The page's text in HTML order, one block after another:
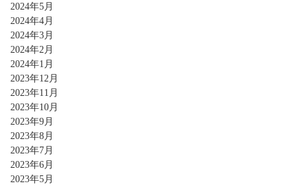
2024年5月
2024年4月
2024年3月
2024年2月
2024年1月
2023年12月
2023年11月
2023年10月
2023年9月
2023年8月
2023年7月
2023年6月
2023年5月